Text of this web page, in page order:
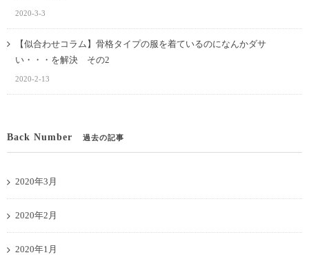
2020-3-3
【似合わせコラム】骨格タイプの服を着ているのになんかダサ
い・・・を解決 その2
2020-2-13
Back Number 過去の記事
2020年3月
2020年2月
2020年1月